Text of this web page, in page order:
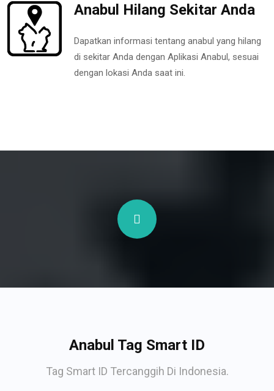
Anabul Hilang Sekitar Anda
Dapatkan informasi tentang anabul yang hilang
di sekitar Anda dengan Aplikasi Anabul, sesuai
dengan lokasi Anda saat ini.
Anabul Tag Smart ID
Tag Smart ID Tercanggih Di Indonesia.